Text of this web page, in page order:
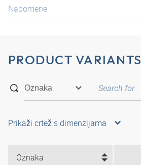
Napomene
PRODUCT VARIANTS
Prikaži crtež s dimenzijama
Oznaka